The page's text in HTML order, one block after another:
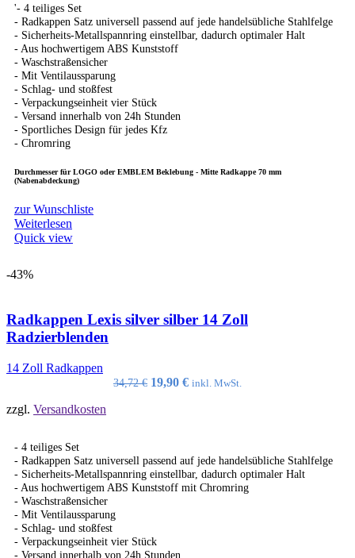
'- 4 teiliges Set
- Radkappen Satz universell passend auf jede handelsübliche Stahlfelge
- Sicherheits-Metallspannring einstellbar, dadurch optimaler Halt
- Aus hochwertigem ABS Kunststoff
- Waschstraßensicher
- Mit Ventilaussparung
- Schlag- und stoßfest
- Verpackungseinheit vier Stück
- Versand innerhalb von 24h Stunden
- Sportliches Design für jedes Kfz
- Chromring
Durchmesser für LOGO oder EMBLEM Beklebung - Mitte Radkappe 70 mm
(Nabenabdeckung)
zur Wunschliste
Weiterlesen
Quick view
-43%
Radkappen Lexis silver silber 14 Zoll
Radzierblenden
14 Zoll Radkappen
34,72€ Ursprünglicher
19,90 €Aktueller
inkl. MwSt.
zzgl. Versandkosten
- 4 teiliges Set
- Radkappen Satz universell passend auf jede handelsübliche Stahlfelge
- Sicherheits-Metallspannring einstellbar, dadurch optimaler Halt
- Aus hochwertigem ABS Kunststoff mit Chromring
- Waschstraßensicher
- Mit Ventilaussparung
- Schlag- und stoßfest
- Verpackungseinheit vier Stück
- Versand innerhalb von 24h Stunden